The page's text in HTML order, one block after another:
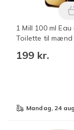
1 Mill 100 ml Eau
Toilette til mænd
199 kr.
mandag, 24 aug.